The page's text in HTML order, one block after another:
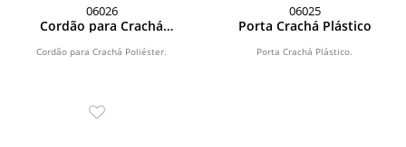
06026
Cordão para Crachá
Cordão para Crachá Poliéster.
06025
Porta Crachá Plástico
Porta Crachá Plástico.